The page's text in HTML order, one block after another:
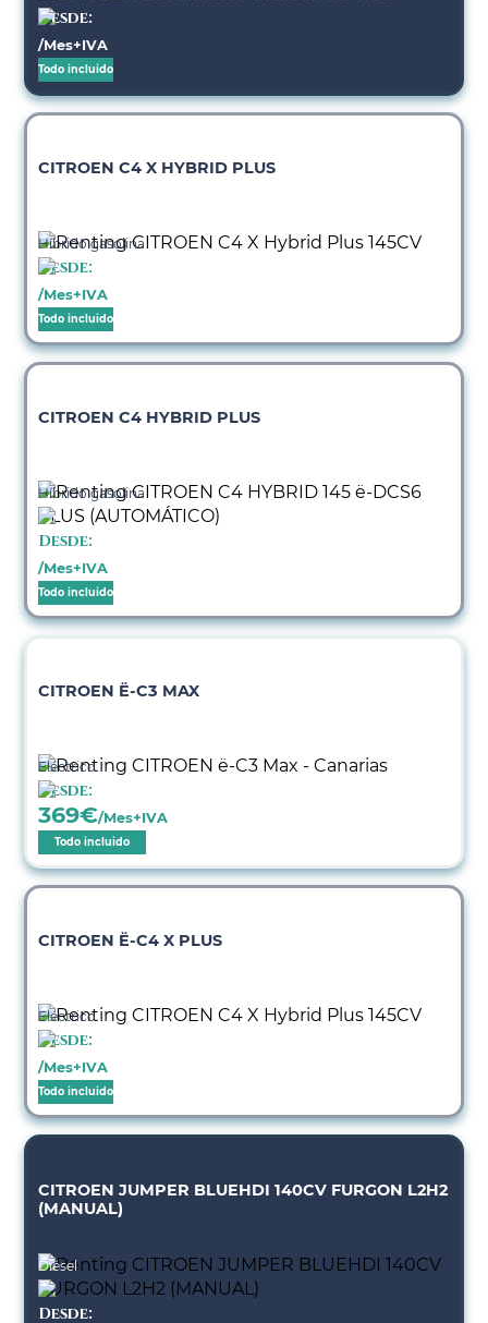
Desde:
/Mes+IVA
Todo incluido
CITROEN C4 X HYBRID PLUS
Híbrido gasolina
Desde:
/Mes+IVA
Todo incluido
CITROEN C4 HYBRID PLUS
Híbrido gasolina
Desde:
/Mes+IVA
Todo incluido
CITROEN Ë-C3 MAX
Eléctrico
Desde:
369€/Mes+IVA
Todo incluido
CITROEN Ë-C4 X PLUS
Eléctrico
Desde:
/Mes+IVA
Todo incluido
CITROEN JUMPER BLUEHDI 140CV FURGON L2H2
(MANUAL)
Diésel
Desde: